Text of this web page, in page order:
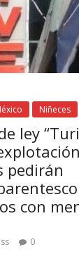
Niñeces
ley
pedirán
con
0